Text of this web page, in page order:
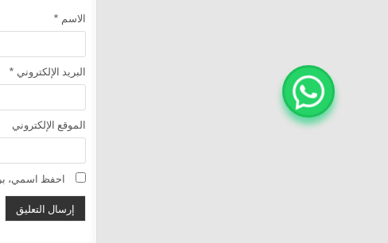
الاسم *
البريد الإلكتروني *
الموقع الإلكتروني
احفظ اسمي،